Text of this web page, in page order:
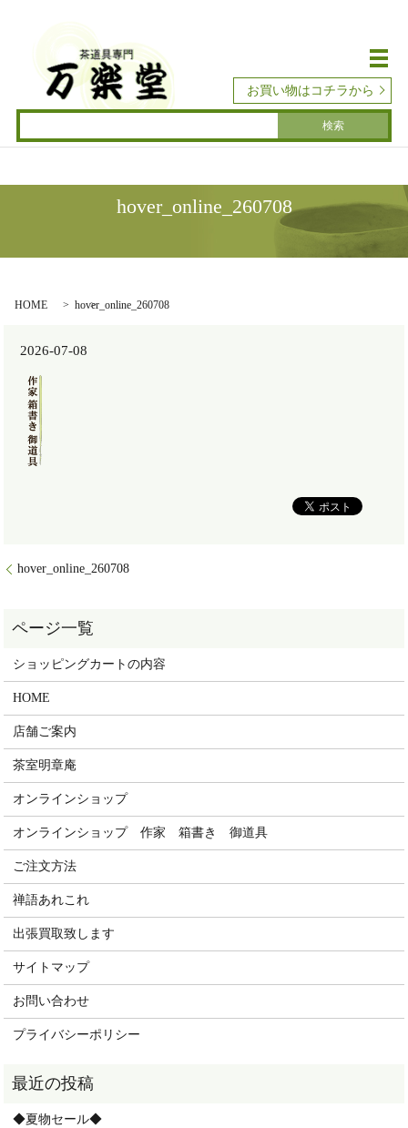
メ
お買い物はコチラから
hover_online_260708
HOME hover_online_260708
2026-07-08
hover_online_260708
ショッピングカートの内容
HOME
店舗ご案内
茶室明章庵
オンラインショップ
オンラインショップ 作家 箱書き 御道具
ご注文方法
禅語あれこれ
出張買取致します
サイトマップ
お問い合わせ
プライバシーポリシー
◆夏物セール◆